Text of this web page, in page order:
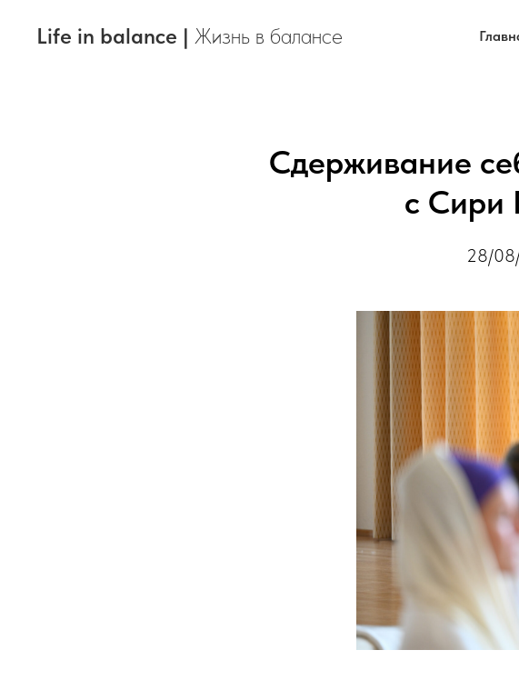
Life in balance | Жизнь в балансе
Сдерживание
с Сири
28/